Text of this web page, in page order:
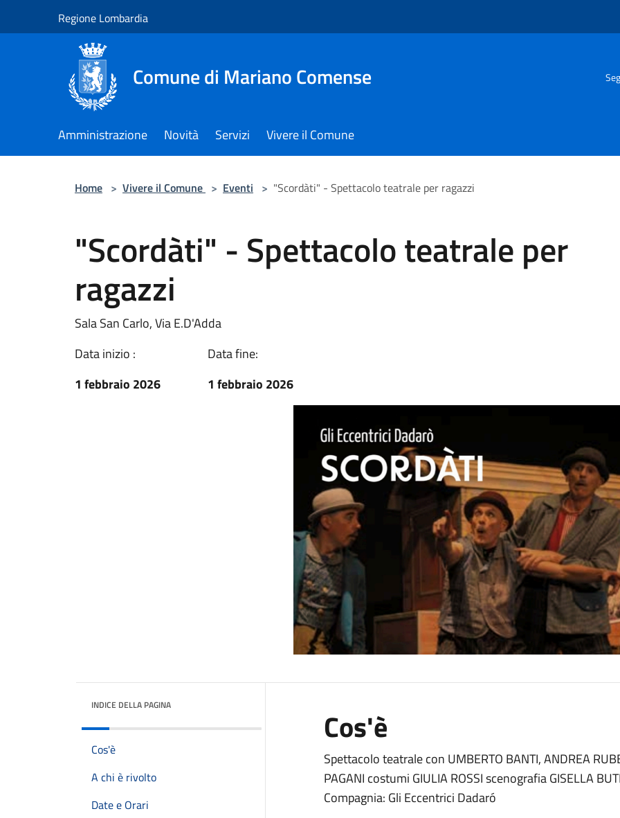
Regione Lombardia
Comune di Mariano Comense
Amministrazione Novità Servizi Vivere il Comune
Home > Vivere il Comune > Eventi > "Scordàti" - Spettacolo teatrale per ragazzi
"Scordàti" - Spettacolo teatrale per
ragazzi
Sala San Carlo, Via E.D'Adda
Data inizio :
1 febbraio 2026
Data fine:
1 febbraio 2026
INDICE DELLA PAGINA
Cos'è
A chi è rivolto
Date e Orari
Cos'è
Spettacolo teatrale con UMBERTO BANTI, ANDREA
PAGANI costumi GIULIA ROSSI scenografia GISELLA
Compagnia: Gli Eccentrici Dadaró